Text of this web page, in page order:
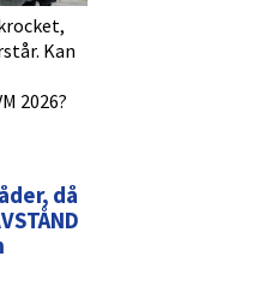
Kan
2026?
då